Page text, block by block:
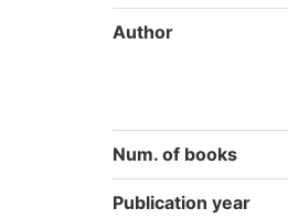
Author
Num. of books
Publication year